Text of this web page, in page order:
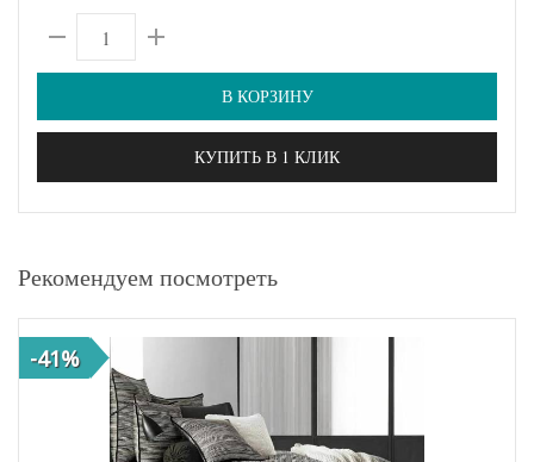
В КОРЗИНУ
КУПИТЬ В 1 КЛИК
Рекомендуем посмотреть
-41%